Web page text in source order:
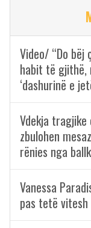
Video/ “Do bëj
habit të gjithë,
‘dashurinë e
Vdekja
zbulohen
rënies nga
Vanessa
pas tetë